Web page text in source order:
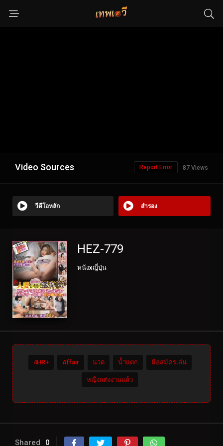
Video Sources 87 Views
Report Error
วีดีโอหลัก สำรอง
HEZ-779
หนังxญี่ปุ่น
4HR+ Affair นวด น้ำแตก มือสมัครเล่น
หญิงแต่งงานแล้ว
Shared 0